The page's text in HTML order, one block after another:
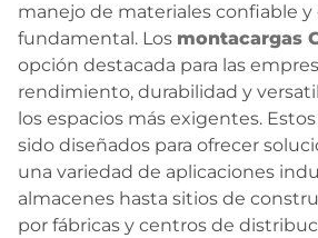
manejo de materiales confiable
fundamental. Los montacargas
opción destacada para las
rendimiento, durabilidad y
los espacios más exigentes.
sido diseñados para ofrecer
una variedad de aplicaciones
almacenes hasta sitios de
por fábricas y centros de